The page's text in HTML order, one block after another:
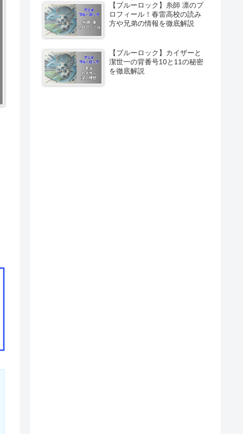
【ブルーロック】糸師 凛のプ
ロフィール！春雷高校の読み
方や兄弟の情報を徹底解説
【ブルーロック】カイザーと
潔世一の背番号10と11の秘密
を徹底解説